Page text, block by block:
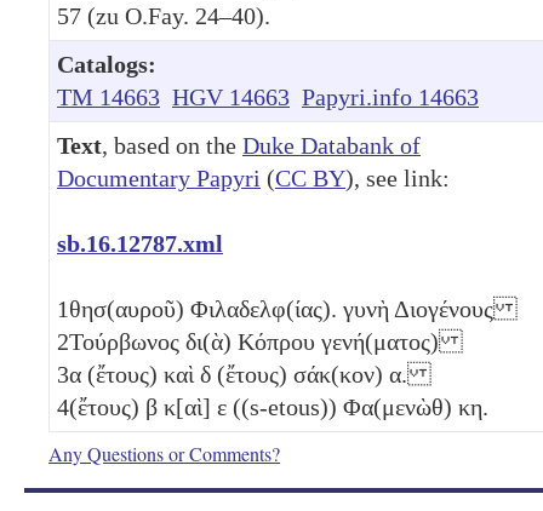
57 (zu O.Fay. 24–40).
Catalogs:
TM 14663 HGV 14663 Papyri.info 14663
Text, based on the Duke Databank of
Documentary Papyri (CC BY), see link:
sb.16.12787.xml
1θησ(αυροῦ) Φιλαδελφ(ίας). γυνὴ Διογένους
2Τούρβωνος δι(ὰ) Κόπρου γενή(ματος)
3α (ἔτους) καὶ δ (ἔτους) σάκ(κον) α.
4(ἔτους) β κ[αὶ] ε ((s-etous)) Φα(μενὼθ) κη.
Any Questions or Comments?